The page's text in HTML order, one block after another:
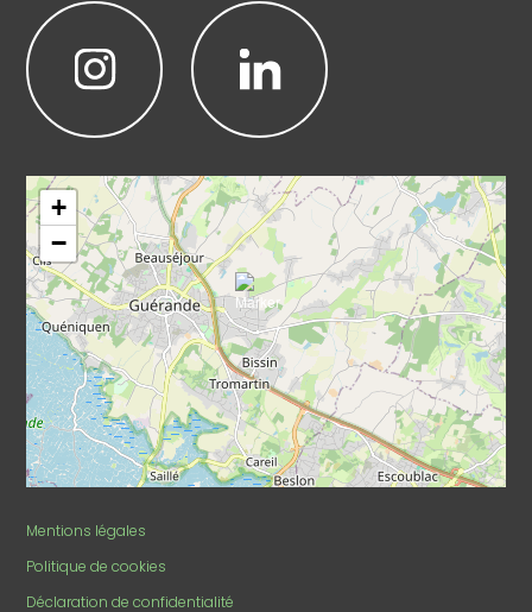
+
−
Mentions légales
Politique de cookies
Déclaration de confidentialité